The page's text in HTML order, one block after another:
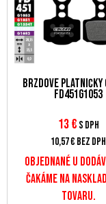
Brzdové
FD451G1053
13€ s DPH
10,57 € bez DPH
Objednané u
Čakáme na
tovaru.